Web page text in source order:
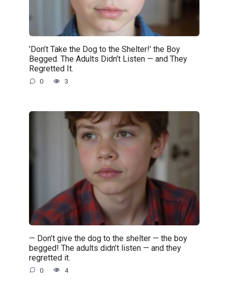
’Don’t Take the Dog to the Shelter!’ the Boy
Begged. The Adults Didn’t Listen — and They
Regretted It.
0 3
— Don’t give the dog to the shelter — the boy
begged! The adults didn’t listen — and they
regretted it.
0 4